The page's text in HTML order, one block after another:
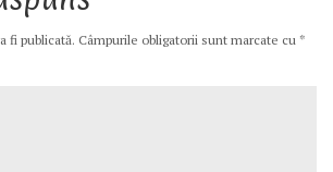
fi publicată. Câmpurile obligatorii sunt marcate cu *